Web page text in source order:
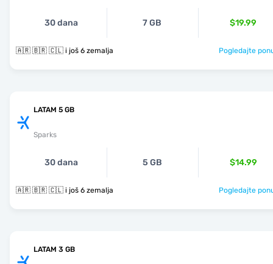
30 dana 7 GB $19.99
🇦🇷 🇧🇷 🇨🇱 i još 6 zemalja Pogledajte
LATAM 5 GB
Sparks
30 dana 5 GB $14.99
🇦🇷 🇧🇷 🇨🇱 i još 6 zemalja Pogledajte
LATAM 3 GB